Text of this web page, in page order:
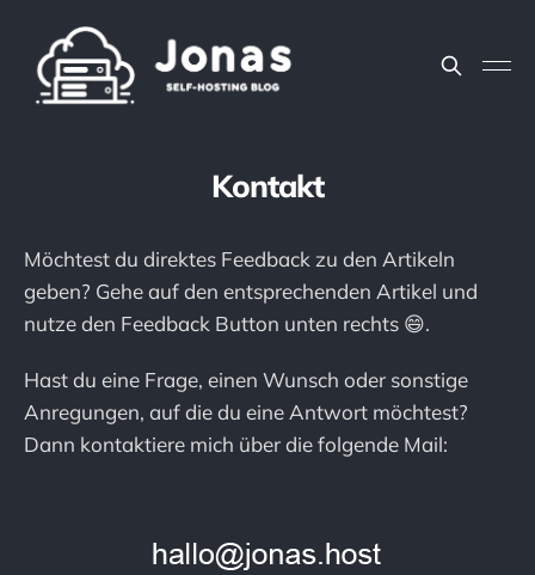
Kontakt
Möchtest du direktes Feedback zu den Artikeln
geben? Gehe auf den entsprechenden Artikel und
nutze den Feedback Button unten rechts 😄.
Hast du eine Frage, einen Wunsch oder sonstige
Anregungen, auf die du eine Antwort möchtest?
Dann kontaktiere mich über die folgende Mail: